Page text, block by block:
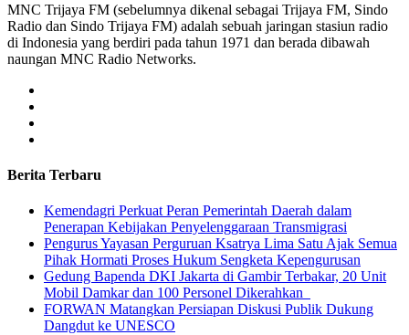
MNC Trijaya FM (sebelumnya dikenal sebagai Trijaya FM, Sindo
Radio dan Sindo Trijaya FM) adalah sebuah jaringan stasiun radio
di Indonesia yang berdiri pada tahun 1971 dan berada dibawah
naungan MNC Radio Networks.
Berita Terbaru
Kemendagri Perkuat Peran Pemerintah Daerah dalam
Penerapan Kebijakan Penyelenggaraan Transmigrasi
Pengurus Yayasan Perguruan Ksatrya Lima Satu Ajak Semua
Pihak Hormati Proses Hukum Sengketa Kepengurusan
Gedung Bapenda DKI Jakarta di Gambir Terbakar, 20 Unit
Mobil Damkar dan 100 Personel Dikerahkan
FORWAN Matangkan Persiapan Diskusi Publik Dukung
Dangdut ke UNESCO